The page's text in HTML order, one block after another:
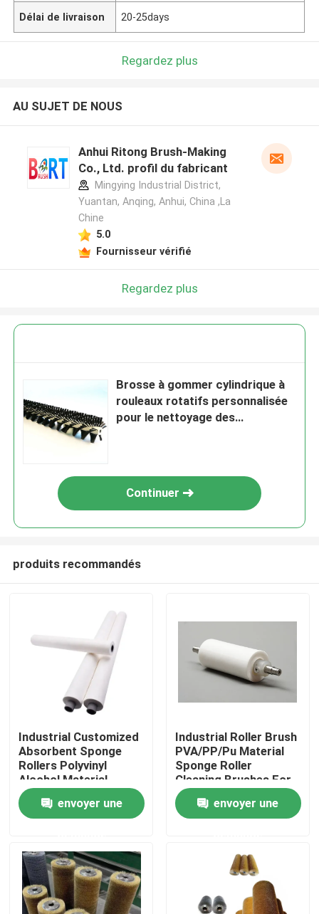
Aperçu
Produits
Visite d'usine
Délai de livraison 20-25days
Regardez plus
AU SUJET DE NOUS
Anhui Ritong Brush-Making
Co., Ltd. profil du fabricant
Mingying Industrial District,
Yuantan, Anqing, Anhui, China ,La
Chine
5.0
Fournisseur vérifié
Regardez plus
Brosse à gommer cylindrique à
rouleaux rotatifs personnalisée
pour le nettoyage des
Continuer
produits recommandés
Industrial Customized
Absorbent Sponge
Rollers Polyvinyl
Alcohol Material
Absorb Water Sponge
Roller For Glass
Industry
envoyer une
Industrial Roller Brush
PVA/PP/Pu Material
Sponge Roller
Cleaning Brushes For
Glass Industry
Cleaningenvoyer une